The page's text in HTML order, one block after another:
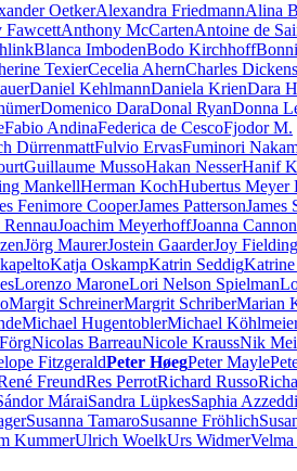
OetkerAlexandra FriedmannAlina
FawcettAnthony McCartenAntoine de
Blanca ImbodenBodo Kirchhoff
TexierCecelia AhernCharles Dickens
Daniel KehlmannDaniela KrienDara
Domenico DaraDonal RyanDonna
Fabio AndinaFederica de CescoFjodor M.
DürrenmattFulvio ErvasFuminori
Guillaume MussoHakan NesserHanif
MankellHerman KochHubertus Meyer
Fenimore CooperJames PattersonJames
Joachim MeyerhoffJoanna Cannon
Jörg MaurerJostein GaarderJoy Fielding
Katja OskampKatrin Seddig
Lorenzo MaroneLori Nelson Spielman
Margit SchreinerMargrit SchriberMarian
Michael HugentoblerMichael
Nicolas BarreauNicole KraussNik
FitzgeraldPeter HøegPeter Mayle
FreundRes PerrotRichard Russo
MáraiSandra LüpkesSaphia
Susanna TamaroSusanne Fröhlich
KummerUlrich WoelkUrs Widmer